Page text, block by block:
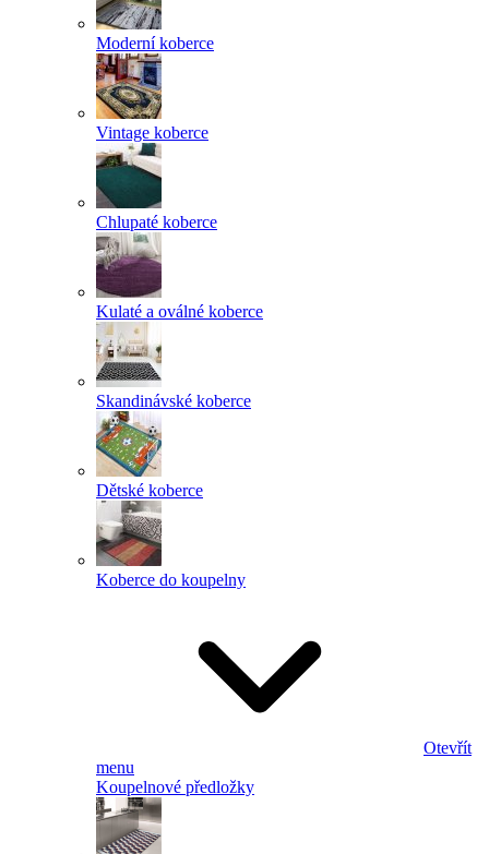
Moderní koberce
Vintage koberce
Chlupaté koberce
Kulaté a oválné koberce
Skandinávské koberce
Dětské koberce
Koberce do koupelny
Otevřít
menu
Koupelnové předložky